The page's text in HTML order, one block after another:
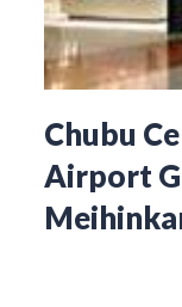
Chubu
Airport